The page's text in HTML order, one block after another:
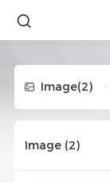
Image(2)
Image (2)